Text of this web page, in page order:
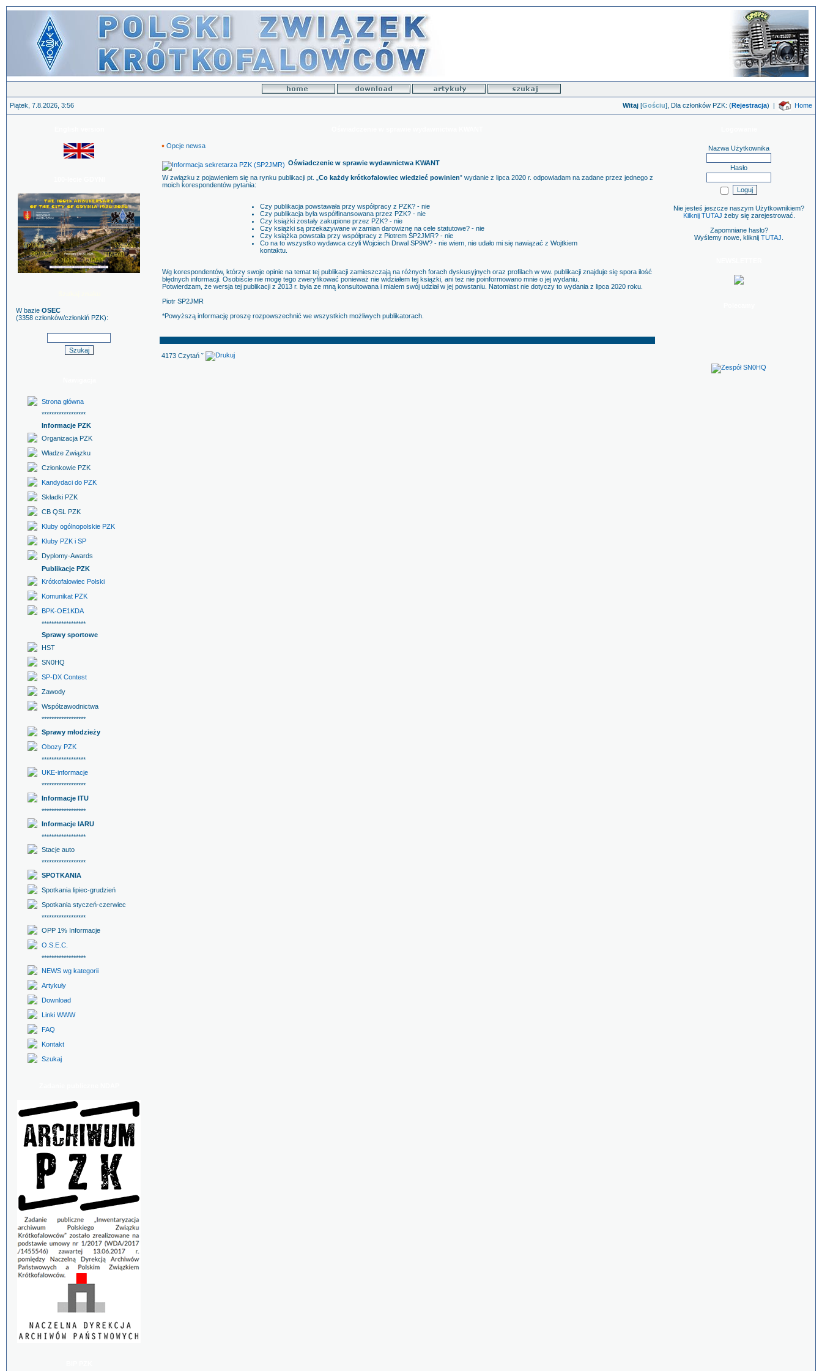
Piątek, 7.8.2026, 3:56 Witaj [Gościu], Dla członków PZK: (Rejestracja) | Home
W bazie OSEC
(3358 członków/członkiń PZK):
Strona główna
******************
Informacje PZK
Organizacja PZK
Władze Związku
Członkowie PZK
Kandydaci do PZK
Składki PZK
CB QSL PZK
Kluby ogólnopolskie PZK
Kluby PZK i SP
Dyplomy-Awards
Publikacje PZK
Krótkofalowiec Polski
Komunikat PZK
BPK-OE1KDA
******************
Sprawy sportowe
HST
SN0HQ
SP-DX Contest
Zawody
Współzawodnictwa
******************
Sprawy młodzieży
Obozy PZK
******************
UKE-informacje
******************
Informacje ITU
******************
Informacje IARU
******************
Stacje auto
******************
SPOTKANIA
Spotkania lipiec-grudzień
Spotkania styczeń-czerwiec
******************
OPP 1% Informacje
O.S.E.C.
******************
NEWS wg kategorii
Artykuły
Download
Linki WWW
FAQ
Kontakt
Szukaj
Opcje newsa
Oświadczenie w sprawie wydawnictwa KWANT
W związku z pojawieniem się na rynku publikacji pt. „ Co każdy krótkofalowiec wiedzieć powinien” wydanie z lipca 2020 r. odpowiadam na zadane przez jednego z
moich korespondentów pytania:
Czy publikacja powstawała przy współpracy z PZK? - nie
Czy publikacja była współfinansowana przez PZK? - nie
Czy książki zostały zakupione przez PZK? - nie
Czy książki są przekazywane w zamian darowiznę na cele statutowe? - nie
Czy książka powstała przy współpracy z Piotrem SP2JMR? - nie
Co na to wszystko wydawca czyli Wojciech Drwal SP9W? - nie wiem, nie udało mi się nawiązać z Wojtkiem
kontaktu.
Wg korespondentów, którzy swoje opinie na temat tej publikacji zamieszczają na różnych forach dyskusyjnych oraz profilach w ww. publikacji znajduje się spora ilość
błędnych informacji. Osobiście nie mogę tego zweryfikować ponieważ nie widziałem tej książki, ani też nie poinformowano mnie o jej wydaniu.
Potwierdzam, że wersja tej publikacji z 2013 r. była ze mną konsultowana i miałem swój udział w jej powstaniu. Natomiast nie dotyczy to wydania z lipca 2020 roku.
Piotr SP2JMR
*Powyższą informację proszę rozpowszechnić we wszystkich możliwych publikatorach.
4173 Czytań ˇ
Nazwa Użytkownika
Hasło
Nie jesteś jeszcze naszym Użytkownikiem?
Kilknij TUTAJ żeby się zarejestrować.
Zapomniane hasło?
Wyślemy nowe, kliknij TUTAJ